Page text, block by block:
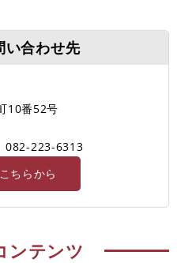
い合わせ先
10番52号
082-223-6313
ちらから
ンテンツ